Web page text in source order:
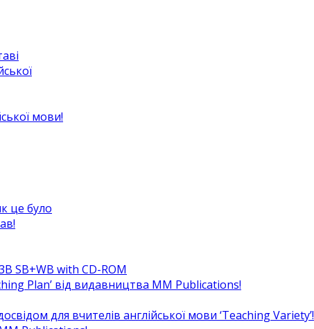
мови!
це було
SB+WB with CD-ROM
Plan’ від видавництва MM Publications!
для вчителів англійської мови ‘Teaching Variety’!